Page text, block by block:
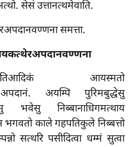
सेसं उत्तानत्थमेवाति.
समत्ता.
तिआदिकं आयस्मतो
अपदानं. अयम्पि पुरिमबुद्धेसु
भवेसु निब्बानाधिगमत्थाय
काले गहपतिकुले निब्बत्तो
सत्थरि पसीदित्वा धम्मं सुत्वा